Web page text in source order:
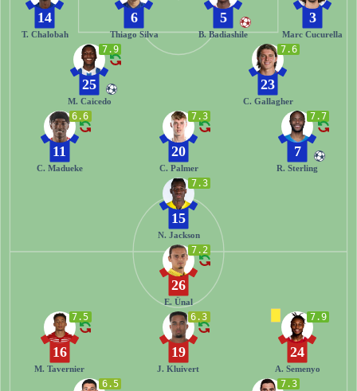
3
Marc Cucurella
5
B. Badiashile
6
Thiago Silva
14
T. Chalobah
7.6
23
C. Gallagher
7.9
25
M. Caicedo
7.7
7
R. Sterling
7.3
20
C. Palmer
6.6
11
C. Madueke
7.3
15
N. Jackson
6.5 7.3
7.5
16
M. Tavernier
6.3
19
J. Kluivert
7.9
24
A. Semenyo
7.2
26
E. Ünal